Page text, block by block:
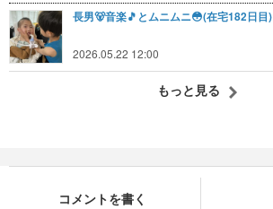
長男🐻音楽🎵とムニムニ😳(在宅182日目)
2026.05.22 12:00
もっと見る
コメントを書く